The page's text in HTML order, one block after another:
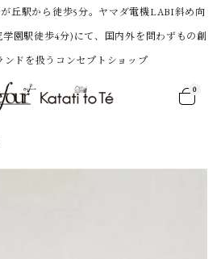
丘駅から徒歩5分。ヤマダ電機LABI斜め向
園駅徒歩4分)にて、国内外を問わずもの創
ンドを扱うコンセプトショップ
0